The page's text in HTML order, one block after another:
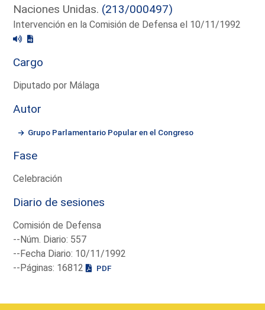
Naciones Unidas. (213/000497)
Intervención en la Comisión de Defensa el 10/11/1992
Cargo
Diputado por Málaga
Autor
Grupo Parlamentario Popular en el Congreso
Fase
Celebración
Diario de sesiones
Comisión de Defensa
--Núm. Diario: 557
--Fecha Diario: 10/11/1992
--Páginas: 16812
PDF